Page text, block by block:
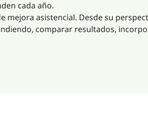
cada año.
asistencial. Desde su
comparar resultados,